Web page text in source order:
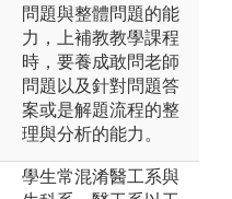
問題與整體問題的能
力，上補教教學課程
時，要養成敢問老師
問題以及針對問題答
案或是解題流程的整
理與分析的能力。
學生常混淆醫工系與